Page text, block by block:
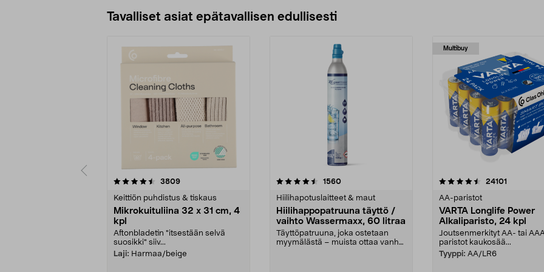
Tavalliset asiat epätavallisen edullisesti
3809arvostelut
Keittiön puhdistus & tiskaus
Mikrokuituliina 32 x 31 cm, 4
kpl
Aftonbladetin "itsestään selvä
suosikki" siiv...
Laji: Harmaa/beige
4.5viidestä
1560arvostelut
Hiilihapotuslaitteet & maut
Hiilihappopatruuna täyttö /
vaihto Wassermaxx, 60 litraa
Täyttöpatruuna, joka ostetaan
myymälästä – muista ottaa vanha
Multibuy
4.5viidestä
24101
AA-paristot
VARTA Longlife Power
Alkaliparisto, 24 kpl
Joutsenmerkityt AA- tai
paristot kaukosää...
Tyyppi: AA/LR6
4.5viidestä